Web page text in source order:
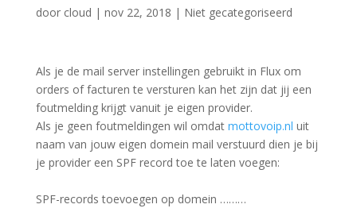
door cloud | nov 22, 2018 | Niet gecategoriseerd
Als je de mail server instellingen gebruikt in Flux om
orders of facturen te versturen kan het zijn dat jij een
foutmelding krijgt vanuit je eigen provider.
Als je geen foutmeldingen wil omdat mottovoip.nl uit
naam van jouw eigen domein mail verstuurd dien je bij
je provider een SPF record toe te laten voegen:
SPF-records toevoegen op domein ………